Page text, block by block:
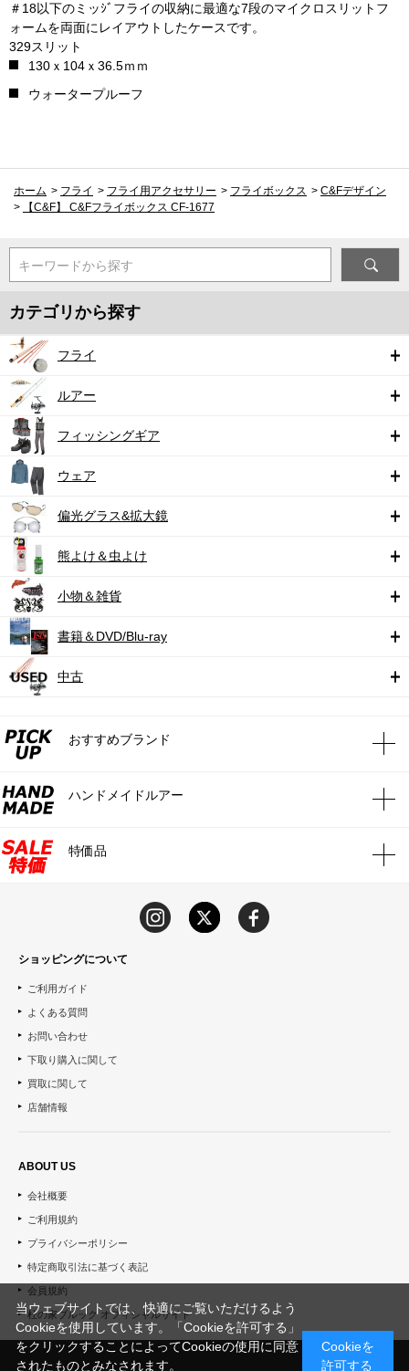
＃18以下のミッｼﾞフライの収納に最適な7段のマイクロスリットフ
ォームを両面にレイアウトしたケースです。
329スリット
130ｘ104ｘ36.5ｍｍ
ウォータープルーフ
ホーム > フライ > フライ用アクセサリー > フライボックス > C&Fデザイン
>
【C&F】 C&Fフライボックス CF-1677
キーワードから探す
カテゴリから探す
フライ
ルアー
フィッシングギア
ウェア
偏光グラス&拡大鏡
熊よけ＆虫よけ
小物＆雑貨
書籍＆DVD/Blu-ray
中古
おすすめブランド
ハンドメイドルアー
特価品
ショッピングについて
ご利用ガイド
よくある質問
お問い合わせ
下取り購入に関して
買取に関して
店舗情報
ABOUT US
会社概要
ご利用規約
プライバシーポリシー
特定商取引法に基づく表記
会員規約
杜の家ブルック オフィシャルサイト
当ウェブサイトでは、快適にご覧いただけるよう
Cookieを使用しています。「Cookieを許可する」
をクリックすることによってCookieの使用に同意
されたものとみなされます。
Cookieを
許可する